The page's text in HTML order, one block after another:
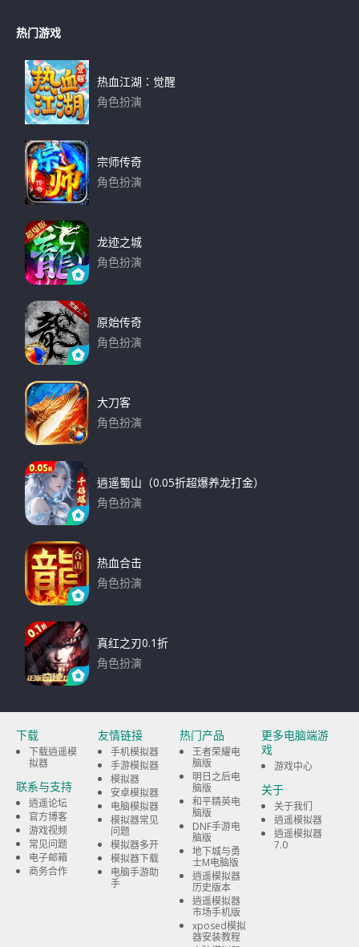
热门游戏
热血江湖：觉醒
角色扮演
宗师传奇
角色扮演
龙迹之城
角色扮演
原始传奇
角色扮演
大刀客
角色扮演
逍遥蜀山（0.05折超爆养龙打金）
角色扮演
热血合击
角色扮演
真红之刃0.1折
角色扮演
下载
下载逍遥模
拟器
联系与支持
逍遥论坛
官方博客
游戏视频
常见问题
电子邮箱
商务合作
友情链接
手机模拟器
手游模拟器
模拟器
安卓模拟器
电脑模拟器
模拟器常见
问题
模拟器多开
模拟器下载
电脑手游助
手
热门产品
王者荣耀电
脑版
明日之后电
脑版
和平精英电
脑版
DNF手游电
脑版
地下城与勇
士M电脑版
逍遥模拟器
历史版本
逍遥模拟器
市场手机版
xposed模拟
器安装教程
更多电脑端游
戏
游戏中心
关于
关于我们
逍遥模拟器
逍遥模拟器
7.0